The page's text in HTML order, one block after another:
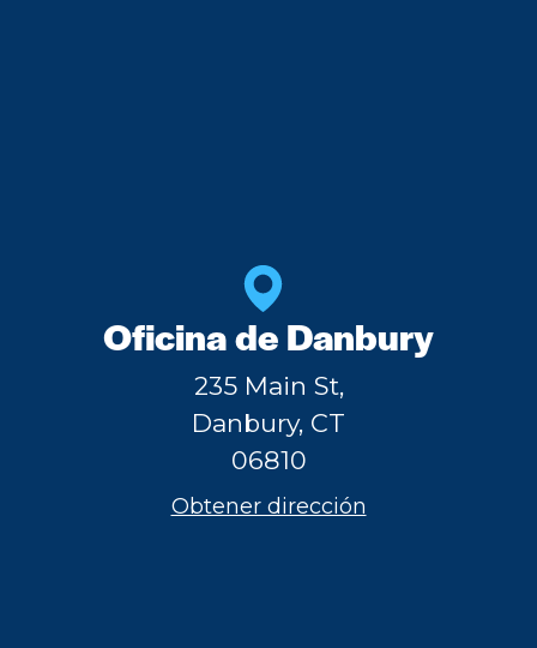
Oficina de Danbury
235 Main St,
Danbury, CT
06810
Obtener dirección